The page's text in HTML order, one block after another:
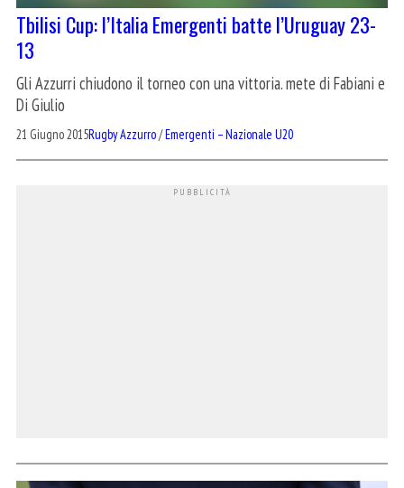
Tbilisi Cup: l’Italia Emergenti batte l’Uruguay 23-
13
Gli Azzurri chiudono il torneo con una vittoria. mete di Fabiani e
Di Giulio
21 Giugno 2015Rugby Azzurro/Emergenti – Nazionale U20